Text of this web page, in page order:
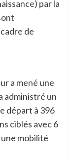
par la
de
a mené une
administré un
départ à 396
ciblés avec 6
mobilité